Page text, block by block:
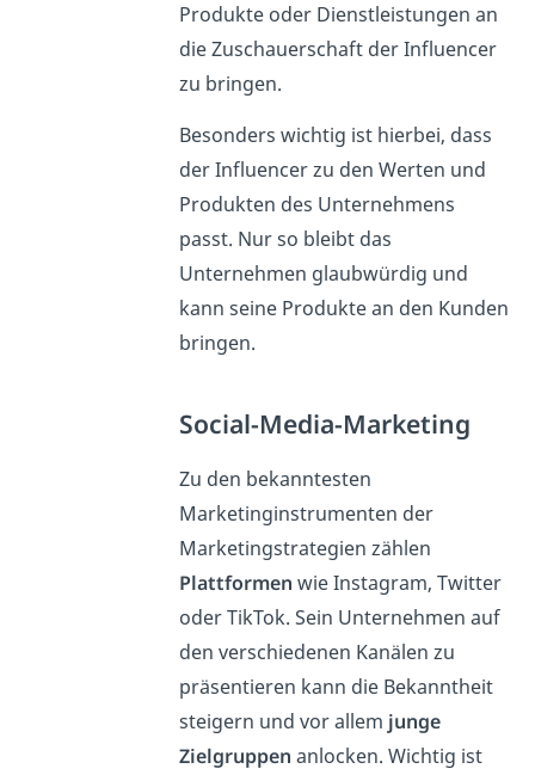
Produkte oder Dienstleistungen an
die Zuschauerschaft der Influencer
zu bringen.
Besonders wichtig ist hierbei, dass
der Influencer zu den Werten und
Produkten des Unternehmens
passt. Nur so bleibt das
Unternehmen glaubwürdig und
kann seine Produkte an den Kunden
bringen.
Social-Media-Marketing
Zu den bekanntesten
Marketinginstrumenten der
Marketingstrategien zählen
Plattformen wie Instagram, Twitter
oder TikTok. Sein Unternehmen auf
den verschiedenen Kanälen zu
präsentieren kann die Bekanntheit
steigern und vor allem junge
Zielgruppen anlocken. Wichtig ist